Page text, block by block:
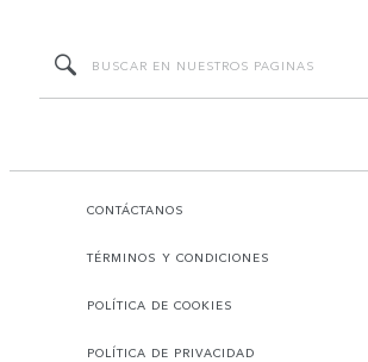
CONTÁCTANOS
TÉRMINOS Y CONDICIONES
POLÍTICA DE COOKIES
POLÍTICA DE PRIVACIDAD